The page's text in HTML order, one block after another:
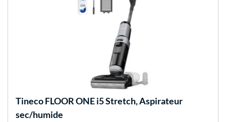
TinecoFLOOR ONE i5 Stretch, Aspirateur
sec/humide